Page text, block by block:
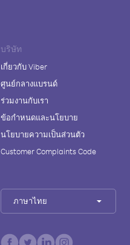
บริษัท
เกี่ยวกับ Viber
ศูนย์กลางแบรนด์
ร่วมงานกับเรา
ข้อกำหนดและนโยบาย
นโยบายความเป็นส่วนตัว
Customer Complaints Code
ภาษาไทย